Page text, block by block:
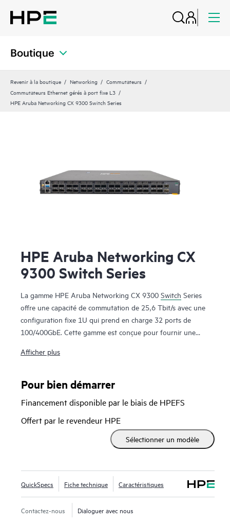
Boutique
Revenir à la boutique Networking
Commutateurs
Commutateurs Ethernet gérés à port fixe L3
HPE Aruba Networking CX 9300 Switch Series
HPE Aruba Networking CX
9300 Switch Series
La gamme HPE Aruba Networking CX 9300 Switch Series
offre une capacité de commutation de 25,6 Tbit/s avec une
configuration fixe 1U qui prend en charge 32 ports de
100/400GbE. Cette gamme est conçue pour fournir une
pour les serveurs, le stockage et la connectivité intra-fabric.
La gamme HPE Aruba Networking CX 9300
évoluer leurs parcs de serveurs depuis des connexions
10GbE et 25GbE vers des configurations Spine EVPN-
VXLAN de 100GbE/400GbE, plus économes en énergie et
avec une plus petite empreinte. Le commutateur CX 9300-
100GbE lors de l'utilisation de 4 émetteurs-récepteurs SN
Afficher plus
Pour bien démarrer
Financement disponible par le biais de HPEFS
Offert par le revendeur HPE
Sélectionner un modèle
QuickSpecs Fiche technique Caractéristiques
Contactez-nous Dialoguer avec nous